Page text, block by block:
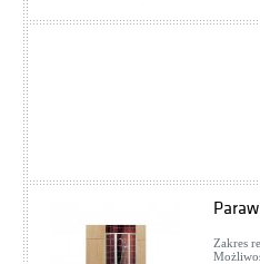
Zakres